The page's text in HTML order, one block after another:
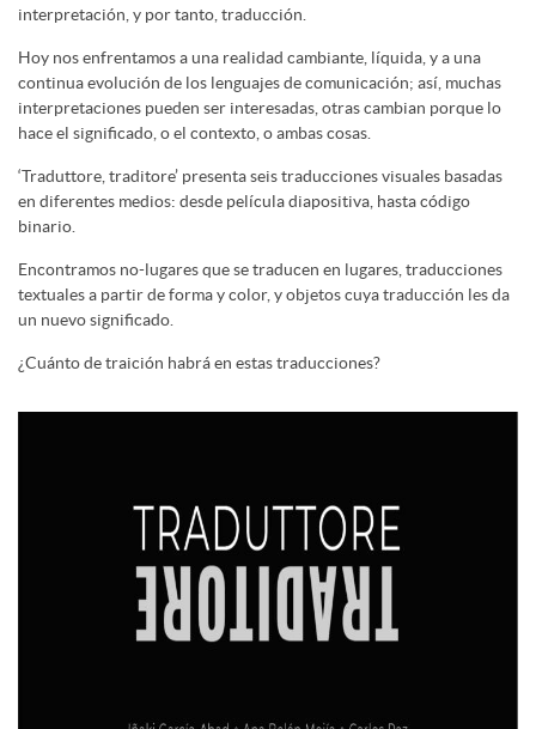
interpretación, y por tanto, traducción.
Hoy nos enfrentamos a una realidad cambiante, líquida, y a una
continua evolución de los lenguajes de comunicación; así, muchas
interpretaciones pueden ser interesadas, otras cambian porque lo
hace el significado, o el contexto, o ambas cosas.
‘Traduttore, traditore’ presenta seis traducciones visuales basadas
en diferentes medios: desde película diapositiva, hasta código
binario.
Encontramos no-lugares que se traducen en lugares, traducciones
textuales a partir de forma y color, y objetos cuya traducción les da
un nuevo significado.
¿Cuánto de traición habrá en estas traducciones?